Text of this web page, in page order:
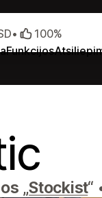
Funkcijos
• 100%
„Stockist“